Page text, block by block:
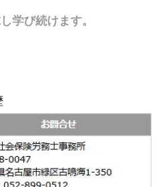
求し学び続けます。